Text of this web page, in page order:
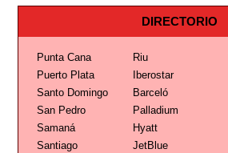
DIRECTORIO
Punta Cana Riu
Puerto Plata
Iberostar
Santo Domingo
Barceló
San Pedro
Palladium
Samaná
Hyatt
Santiago
JetBlue